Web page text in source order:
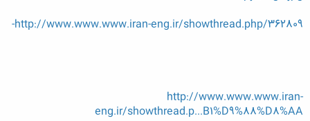
http://www.www.www.iran-eng.ir/showthread.php/362809-
http://www.www.www.iran-
eng.ir/showthread.p...B1%D9%88%D8%AA